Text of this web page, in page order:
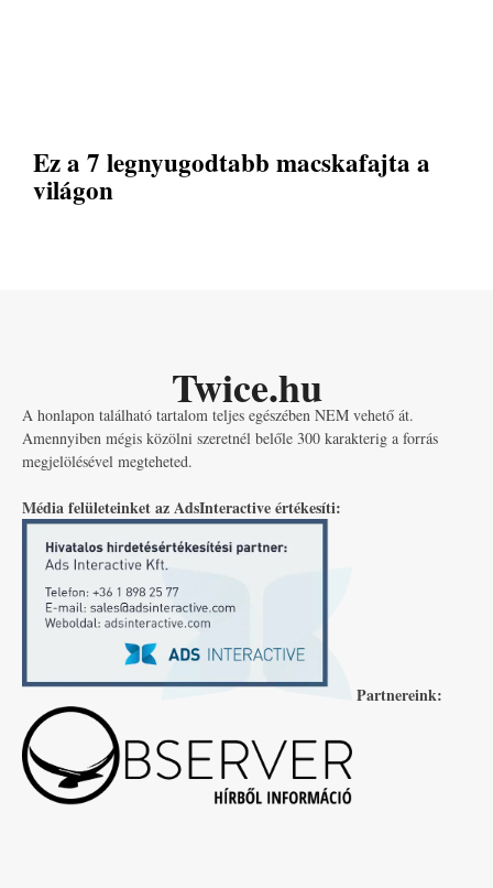
Ez a 7 legnyugodtabb macskafajta a
világon
Twice.hu
A honlapon található tartalom teljes egészében NEM vehető át.
Amennyiben mégis közölni szeretnél belőle 300 karakterig a forrás
megjelölésével megteheted.
Média felületeinket az AdsInteractive értékesíti:
Partnereink: